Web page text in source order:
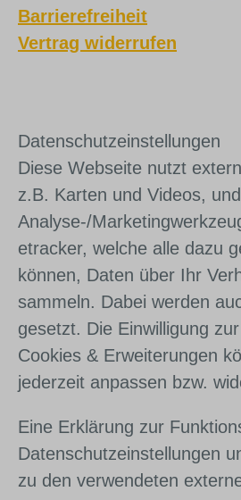
Barrierefreiheit
Vertrag widerrufen
Daten­schutz­ein­stel­lun­gen
Diese Webseite nutzt
z.B. Karten und Videos,
Analyse-/
etracker, welche alle dazu
können, Daten über Ihr
sammeln. Dabei werden
gesetzt. Die Einwilligung
Cookies & Erweiterungen
jederzeit anpassen bzw.
Eine Erklärung zur
Datenschutzeinstellungen
zu den verwendeten